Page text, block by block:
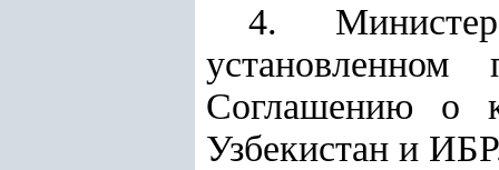
4.
Соглашению о
Узбекистан и